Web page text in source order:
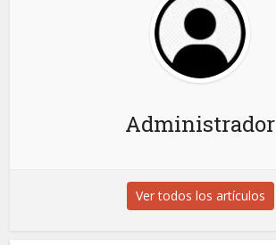
Administrador
Ver todos los artículos